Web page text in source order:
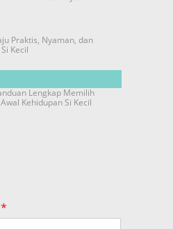
Praktis, Nyaman, dan
Kecil
Lengkap Memilih
Kehidupan Si Kecil
*